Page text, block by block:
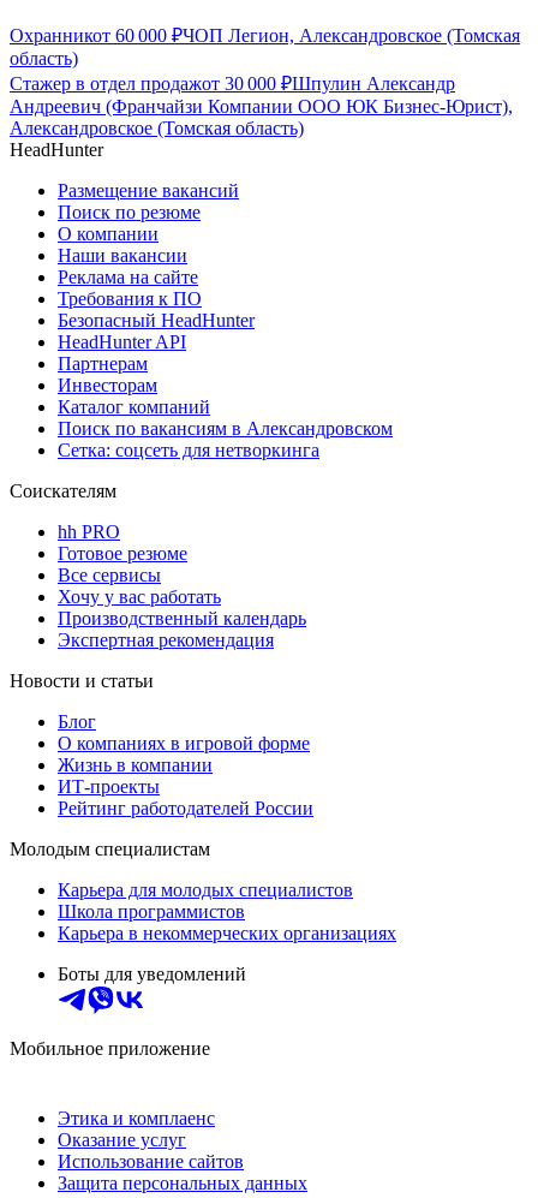
Охранникот 60 000 ₽ЧОП Легион, Александровское (Томская
область)
Стажер в отдел продажот 30 000 ₽Шпулин Александр
Андреевич (Франчайзи Компании ООО ЮК Бизнес-Юрист),
Александровское (Томская область)
HeadHunter
Размещение вакансий
Поиск по резюме
О компании
Наши вакансии
Реклама на сайте
Требования к ПО
Безопасный HeadHunter
HeadHunter API
Партнерам
Инвесторам
Каталог компаний
Поиск по вакансиям в Александровском
Сетка: соцсеть для нетворкинга
Соискателям
hh PRO
Готовое резюме
Все сервисы
Хочу у вас работать
Производственный календарь
Экспертная рекомендация
Новости и статьи
Блог
О компаниях в игровой форме
Жизнь в компании
ИТ-проекты
Рейтинг работодателей России
Молодым специалистам
Карьера для молодых специалистов
Школа программистов
Карьера в некоммерческих организациях
Боты для уведомлений
Мобильное приложение
Этика и комплаенс
Оказание услуг
Использование сайтов
Защита персональных данных